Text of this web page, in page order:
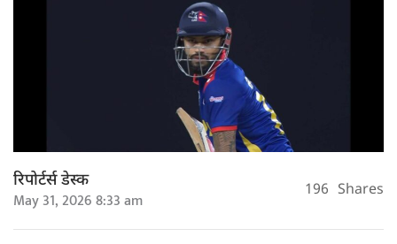
रिपोर्टर्स डेस्क
May 31, 2026 8:33 am 196 Shares